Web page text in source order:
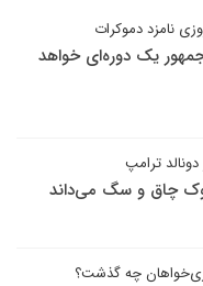
نامزد دموکرات
یک دوره‌ای خواهد
ترامپ
خوک چاق و سگ می‌داند
چه گذشت؟